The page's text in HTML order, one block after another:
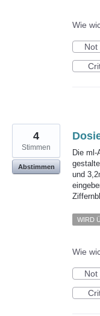
Wie
Not
Die ml-
und
4
Stimmen
Abstimmen
WIRD
Wie
Not